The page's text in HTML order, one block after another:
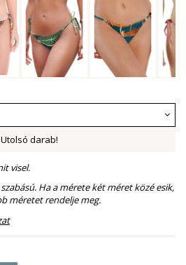
Utolsó darab!
visel.
Ha a mérete két méret közé esik,
méretet rendelje meg.